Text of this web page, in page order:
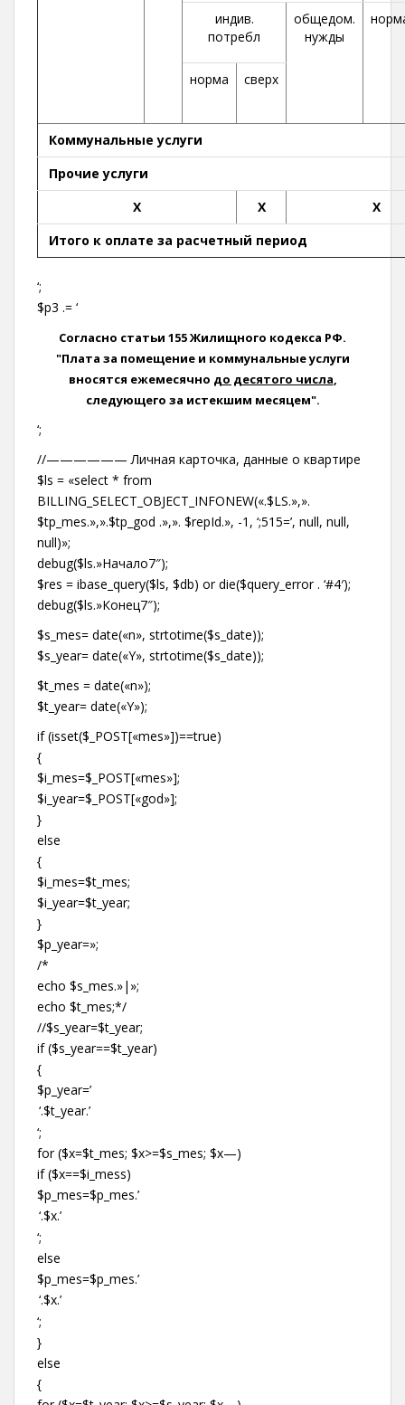
индив.
потребл
общедом.
нужды
норма сверх
Коммунальные услуги
Прочие услуги
X
X
X
Итого к оплате за расчетный период
‘;
$p3 .= ‘
Согласно статьи 155 Жилищного кодекса РФ.
"Плата за помещение и коммунальные услуги
вносятся ежемесячно до десятого числа,
следующего за истекшим месяцем".
‘;
//—————— Личная карточка, данные о квартире
$ls = «select * from
BILLING_SELECT_OBJECT_INFONEW(«.$LS.»,».
$tp_mes.»,».$tp_god .»,». $repId.», -1, ‘;515=’, null, null,
null)»;
debug($ls.»Начало7″);
$res = ibase_query($ls, $db) or die($query_error . ‘#4′);
debug($ls.»Конец7″);
$s_mes= date(«n», strtotime($s_date));
$s_year= date(«Y», strtotime($s_date));
$t_mes = date(«n»);
$t_year= date(«Y»);
if (isset($_POST[«mes»])==true)
{
$i_mes=$_POST[«mes»];
$i_year=$_POST[«god»];
}
else
{
$i_mes=$t_mes;
$i_year=$t_year;
}
$p_year=»;
/*
echo $s_mes.»|»;
echo $t_mes;*/
//$s_year=$t_year;
if ($s_year==$t_year)
{
$p_year=’
‘;
for ($x=$t_mes; $x>=$s_mes; $x—)
if ($x==$i_mess)
$p_mes=$p_mes.’
‘;
else
$p_mes=$p_mes.’
‘;
}
else
{